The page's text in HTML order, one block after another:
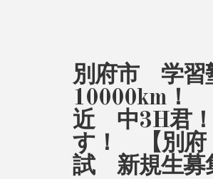
別府市 学習
10000km！
近 中3H君！
す！ 【別
試 新規生募